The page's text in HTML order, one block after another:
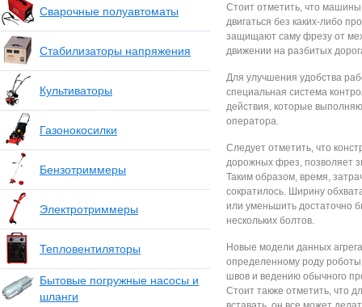
Сварочные полуавтоматы
Стабилизаторы напряжения
Культиваторы
Газонокосилки
Бензотриммеры
Электротриммеры
Тепловентиляторы
Бытовые погружные насосы и
шланги
Стоит отметить, что
двигаться без каких-либо
защищают саму фрезу от
движении на разбитых
Для улучшения удобства
специальная система
действия, которые
оператора.
Следует отметить, что
дорожных фрез, позволяет
Таким образом, время,
сократилось. Ширину
или уменьшить достаточно
нескольких болтов.
Новые модели данных
определенному роду
швов и ведению обычного
Стоит также отметить, что